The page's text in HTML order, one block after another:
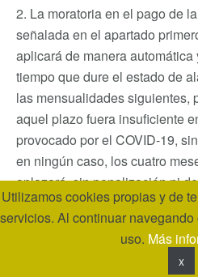
2. La moratoria en el pago de
señalada en el apartado
aplicará de manera
tiempo que dure el estado de
las mensualidades siguientes,
aquel plazo fuera insuficiente
provocado por el COVID-19,
en ningún caso, los cuatro
aplazará, sin penalización ni
partir de la siguiente
mediante el fraccionamiento
dos años, que se contarán a
se supere la situación aludida
Utilizamos cookies propias y de
servicios. Al continuar
uso. Más
x